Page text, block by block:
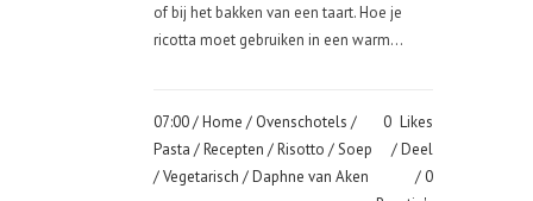
of bij het bakken van een taart. Hoe je
ricotta moet gebruiken in een warm...
07:00 /Home / Ovenschotels /
Pasta /Recepten /Risotto /Soep
/Vegetarisch / Daphne van Aken
0 Likes
Deel
0